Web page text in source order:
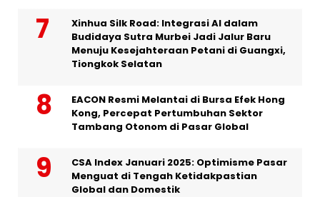
Xinhua Silk Road: Integrasi AI dalam
Budidaya Sutra Murbei Jadi Jalur Baru
Menuju Kesejahteraan Petani di Guangxi,
Tiongkok Selatan
EACON Resmi Melantai di Bursa Efek Hong
Kong, Percepat Pertumbuhan Sektor
Tambang Otonom di Pasar Global
CSA Index Januari 2025: Optimisme Pasar
Menguat di Tengah Ketidakpastian
Global dan Domestik